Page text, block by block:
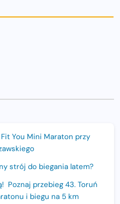
You Mini Maraton przy
strój do biegania latem?
Poznaj przebieg 43. Toruń
i biegu na 5 km